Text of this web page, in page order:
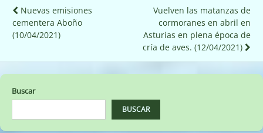
Navegación
de
Nuevas emisiones
cementera Aboño
(10/04/2021)
Vuelven las matanzas de
cormoranes en abril en
Asturias en plena época de
cría de aves. (12/04/2021)
Buscar
BUSCAR